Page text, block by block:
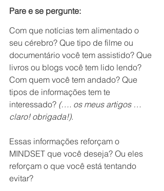
Pare e se pergunte:
Com que notícias tem alimentado o
seu cérebro? Que tipo de filme ou
documentário você tem assistido? Que
livros ou blogs você tem lido lendo?
Com quem você tem andado? Que
tipos de informações tem te
interessado? (…. os meus artigos …
claro! obrigada!).
Essas informações reforçam o
MINDSET que você deseja? Ou eles
reforçam o que você está tentando
evitar?